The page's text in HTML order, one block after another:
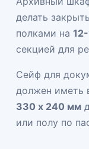
делать
полками на
секцией для
Сейф для
должен иметь
330 x 240 мм
или полу по